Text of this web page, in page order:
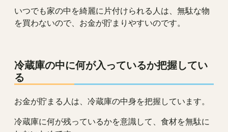
いつでも家の中を綺麗に片付けられる人は、無駄な物
を買わないので、お金が貯まりやすいのです。
冷蔵庫の中に何が入っているか把握してい
る
お金が貯まる人は、冷蔵庫の中身を把握しています。
冷蔵庫に何が残っているかを意識して、食材を無駄に